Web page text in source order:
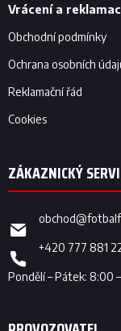
Vrácení a
Obchodní podmínky
Ochrana osobních
Reklamační řád
Cookies
obchod@
+420 777 881